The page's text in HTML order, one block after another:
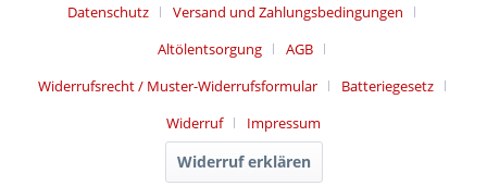
Datenschutz
Versand und Zahlungsbedingungen
Altölentsorgung
AGB
Widerrufsrecht / Muster-Widerrufsformular
Batteriegesetz
Widerruf
Impressum
Widerruf erklären